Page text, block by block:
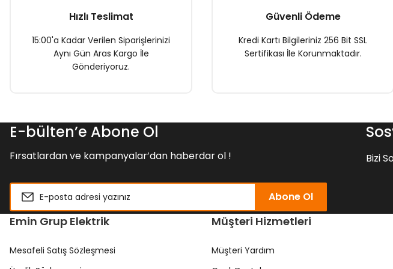
Hızlı Teslimat
15:00'a Kadar Verilen Siparişlerinizi
Aynı Gün Aras Kargo İle
Gönderiyoruz.
Güvenli Ödeme
Kredi Kartı Bilgileriniz 256 Bit SSL
Sertifikası İle Korunmaktadır.
E-bülten’e Abone Ol
Fırsatlardan ve kampanyalar’dan haberdar ol !
Abone Ol
Bizi
Emin Grup Elektrik
Mesafeli Satış Sözleşmesi
Müşteri Hizmetleri
Müşteri Yardım